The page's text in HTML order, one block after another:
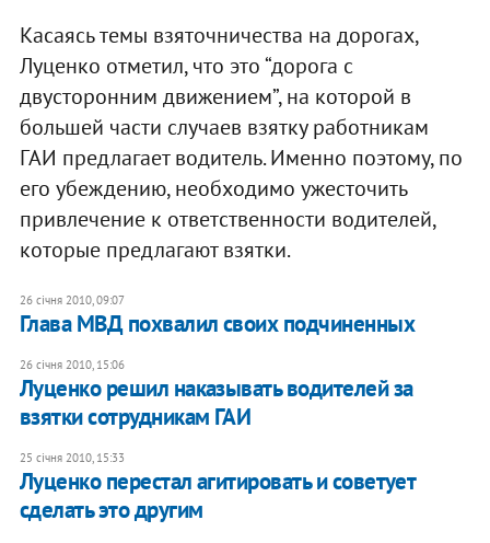
Касаясь темы взяточничества на дорогах,
Луценко отметил, что это “дорога с
двусторонним движением”, на которой в
большей части случаев взятку работникам
ГАИ предлагает водитель. Именно поэтому, по
его убеждению, необходимо ужесточить
привлечение к ответственности водителей,
которые предлагают взятки.
26 січня 2010, 09:07
Глава МВД похвалил своих подчиненных
26 січня 2010, 15:06
Луценко решил наказывать водителей за
взятки сотрудникам ГАИ
25 січня 2010, 15:33
Луценко перестал агитировать и советует
сделать это другим